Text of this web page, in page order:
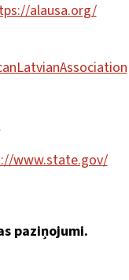
alausa.org/
www.state.gov/
paziņojumi.